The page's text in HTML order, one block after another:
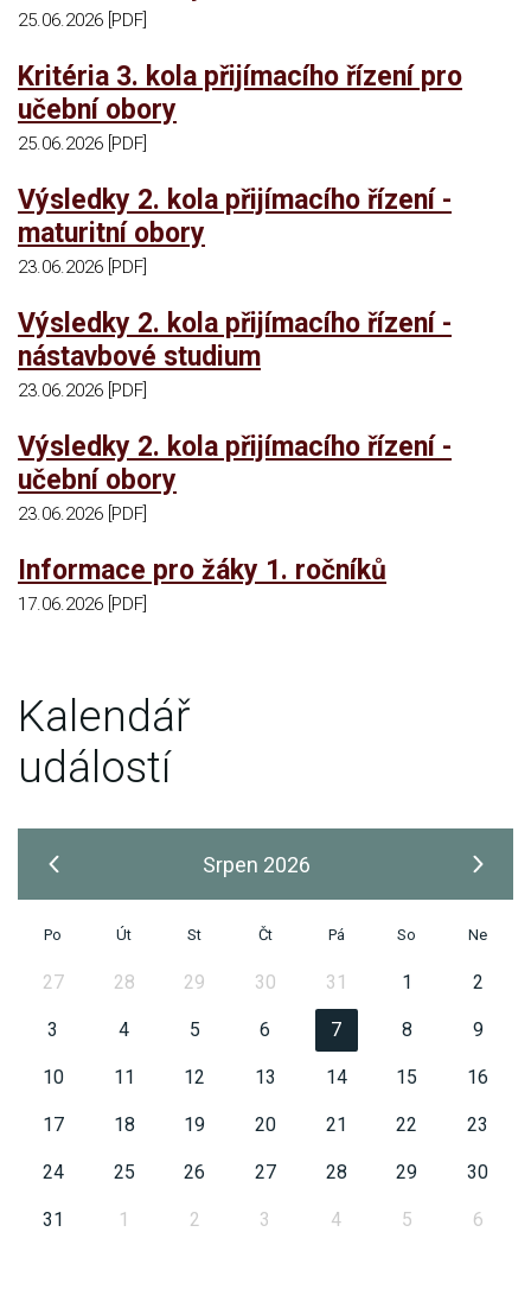
25.06.2026 [PDF]
Kritéria 3. kola přijímacího řízení pro
učební obory
25.06.2026 [PDF]
Výsledky 2. kola přijímacího řízení -
maturitní obory
23.06.2026 [PDF]
Výsledky 2. kola přijímacího řízení -
nástavbové studium
23.06.2026 [PDF]
Výsledky 2. kola přijímacího řízení -
učební obory
23.06.2026 [PDF]
Informace pro žáky 1. ročníků
17.06.2026 [PDF]
Kalendář
událostí
Srpen 2026
Po Út St Čt Pá So Ne
27 28 29 30 31 1 2
3 4 5 6 7 8 9
10 11 12 13 14 15 16
17 18 19 20 21 22 23
24 25 26 27 28 29 30
31 1 2 3 4 5 6